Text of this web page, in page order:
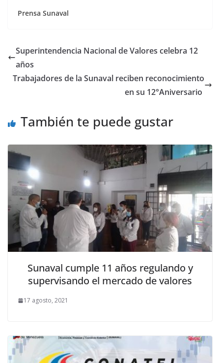
Prensa Sunaval
Superintendencia Nacional de Valores celebra 12
años
Trabajadores de la Sunaval reciben reconocimiento
en su 12°Aniversario
También te puede gustar
Sunaval cumple 11 años regulando y
supervisando el mercado de valores
17 agosto, 2021